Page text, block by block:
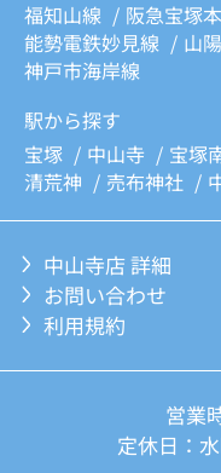
福知山線
阪急宝塚
能勢電鉄妙見線
山
神戸市海岸線
駅から探す
宝塚
中山寺 宝塚
清荒神
売布神社
中山寺店 詳細
お問い合わせ
利用規約
営業
定休日：